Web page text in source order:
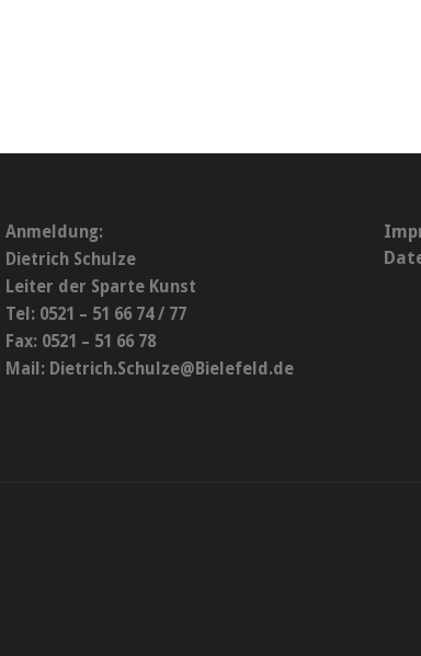
Anmeldung:
Dietrich Schulze
Leiter der Sparte Kunst
Tel: 0521 – 51 66 74 / 77
Fax: 0521 – 51 66 78
Mail: Dietrich.Schulze@Bielefeld.de